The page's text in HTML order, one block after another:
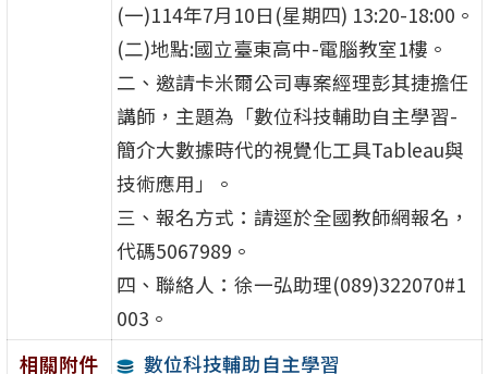
(一)114年7月10日(星期四) 13:20-18:00。
(二)地點:國立臺東高中-電腦教室1樓。
二、邀請卡米爾公司專案經理彭其捷擔任
講師，主題為「數位科技輔助自主學習-
簡介大數據時代的視覺化工具Tableau與
技術應用」。
三、報名方式：請逕於全國教師網報名，
代碼5067989。
四、聯絡人：徐一弘助理(089)322070#1
003。
相關附件
數位科技輔助自主學習